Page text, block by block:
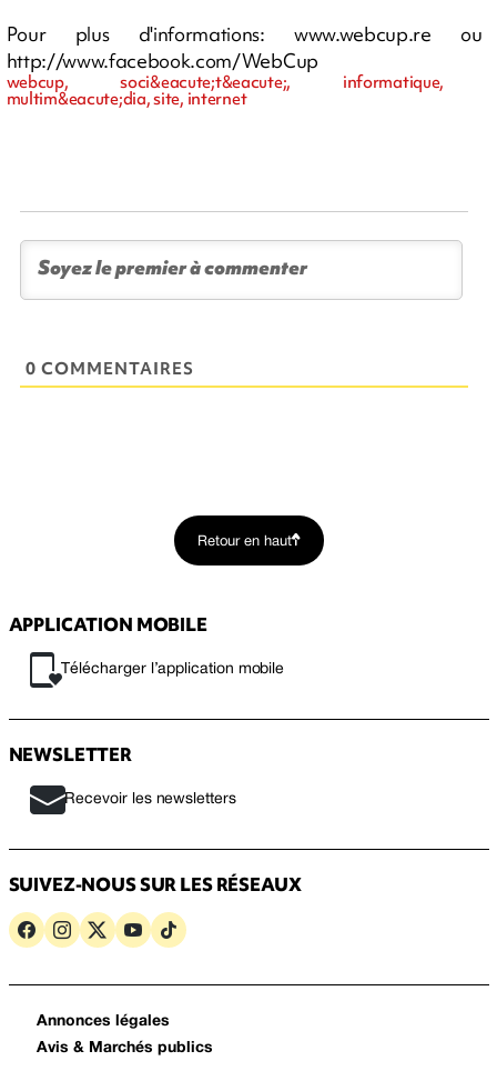
Pour plus d'informations: www.webcup.re ou
http://www.facebook.com/WebCup
webcup, soci&eacute;t&eacute;, informatique,
multim&eacute;dia, site, internet
0 COMMENTAIRES
Retour en haut
APPLICATION MOBILE
Télécharger l’application mobile
NEWSLETTER
Recevoir les newsletters
SUIVEZ-NOUS SUR LES RÉSEAUX
Annonces légales
Avis & Marchés publics